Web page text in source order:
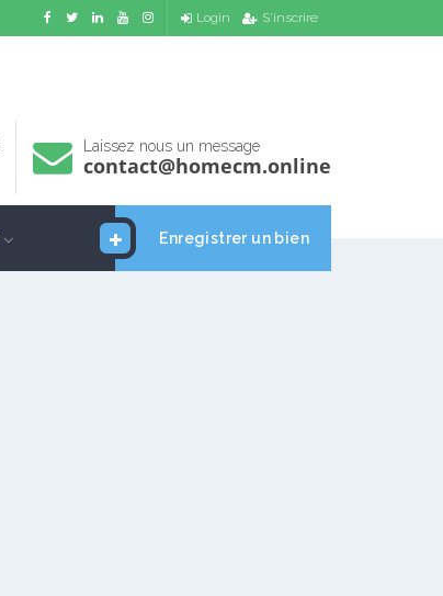
Login S'inscrire
Laissez nous un message
contact@homecm.online
Enregistrer un bien